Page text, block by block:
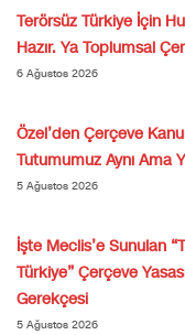
Terörsüz Türkiye İçin
Hazır. Ya Toplumsal
6 Ağustos 2026
Özel’den Çerçeve
Tutumumuz Aynı Ama
5 Ağustos 2026
İşte Meclis’e Sunulan
Türkiye” Çerçeve
Gerekçesi
5 Ağustos 2026